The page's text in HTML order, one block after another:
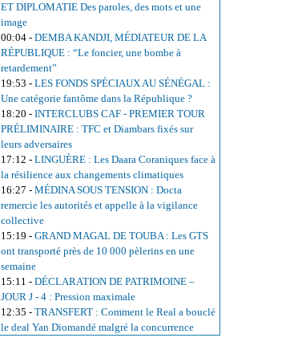
ET DIPLOMATIE Des paroles, des mots et une
image
00:04 - DEMBA KANDJI, MÉDIATEUR DE LA
RÉPUBLIQUE : “Le foncier, une bombe à
retardement”
19:53 - LES FONDS SPÉCIAUX AU SÉNÉGAL :
Une catégorie fantôme dans la République ?
18:20 - INTERCLUBS CAF - PREMIER TOUR
PRÉLIMINAIRE : TFC et Diambars fixés sur
leurs adversaires
17:12 - LINGUÈRE : Les Daara Coraniques face à
la résilience aux changements climatiques
16:27 - MÉDINA SOUS TENSION : Docta
remercie les autorités et appelle à la vigilance
collective
15:19 - GRAND MAGAL DE TOUBA : Les GTS
ont transporté près de 10 000 pèlerins en une
semaine
15:11 - DÉCLARATION DE PATRIMOINE –
JOUR J - 4 : Pression maximale
12:35 - TRANSFERT : Comment le Real a bouclé
le deal Yan Diomandé malgré la concurrence